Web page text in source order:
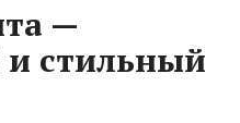
—
стильный